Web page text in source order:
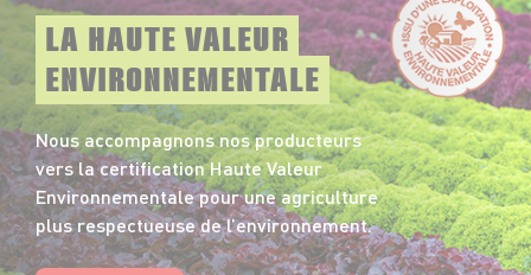
LA HAUTE VALEUR
ENVIRONNEMENTALE
Nous accompagnons nos producteurs
vers la certification Haute Valeur
Environnementale pour une agriculture
plus respectueuse de l’environnement.